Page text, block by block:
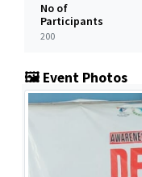
No of
Participants
200
🖼️ Event Photos